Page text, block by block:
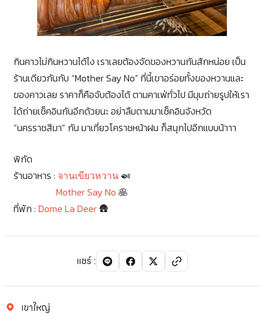
กินคาวไม่กินหวานได้ไง เราเลยต้องจัดของหวานกันสักหน่อย เป็น
ร้านเดียวกันกับ “Mother Say No” ที่นี้เขาอร่อยทั้งของหวานและ
ของคาวเลย ราคาก็คือจับต้องได้ ตามคาเฟ่ทั่วไป มีมุมถ่ายรูปให้เรา
ได้ถ่ายเช็คอินกันอีกด้วยนะ อย่าลืมตามมาเช็คอินจังหวัด
“นครราชสีมา” กัน มาเที่ยวโคราชหน้าฝน ก็สนุกไปอีกแบบน้าาา
พิกัด
ร้านอาหาร : จานเขียวหวาน 🍛
Mother Say No 🥞
ที่พัก : Dome La Deer 🛖
แชร์:
เขาใหญ่